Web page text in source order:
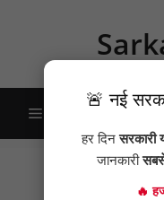
content
Menu
🚨 नई
हर दिनसरकारी
जानकारी
🔥